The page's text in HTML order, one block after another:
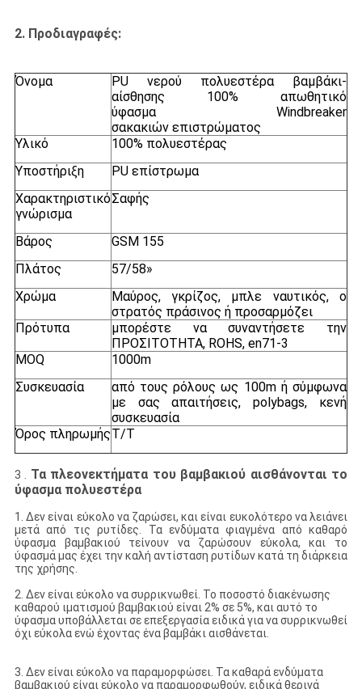
2.Προδιαγραφές:
Όνομα
PU νερού πολυεστέρα βαμβάκι-
αίσθησης 100% απωθητικό
ύφασμα Windbreaker
σακακιών επιστρώματος
Υλικό
100% πολυεστέρας
Υποστήριξη
PU επίστρωμα
Χαρακτηριστικό
γνώρισμα
Σαφής
Βάρος
GSM 155
Πλάτος
57/58»
Χρώμα
Μαύρος, γκρίζος, μπλε ναυτικός, ο
στρατός πράσινος ή προσαρμόζει
Πρότυπα
μπορέστε να συναντήσετε την
ΠΡΟΣΙΤΟΤΗΤΑ, ROHS, en71-3
MOQ
1000m
Συσκευασία
από τους ρόλους ως 100m ή σύμφωνα
με σας απαιτήσεις, polybags, κενή
συσκευασία
Όρος πληρωμήςT/T
3 . Τα πλεονεκτήματα του βαμβακιού αισθάνονται το
ύφασμα πολυεστέρα
1. Δεν είναι εύκολο να ζαρώσει, και είναι ευκολότερο να λειάνει
μετά από τις ρυτίδες. Τα ενδύματα φιαγμένα από καθαρό
ύφασμα βαμβακιού τείνουν να ζαρώσουν εύκολα, και το
ύφασμά μας έχει την καλή αντίσταση ρυτίδων κατά τη διάρκεια
της χρήσης.
2. Δεν είναι εύκολο να συρρικνωθεί. Το ποσοστό διακένωσης
καθαρού ιματισμού βαμβακιού είναι 2% σε 5%, και αυτό το
ύφασμα υποβάλλεται σε επεξεργασία ειδικά για να συρρικνωθεί
όχι εύκολα ενώ έχοντας ένα βαμβάκι αισθάνεται.
3. Δεν είναι εύκολο να παραμορφώσει. Τα καθαρά ενδύματα
βαμβακιού είναι εύκολο να παραμορφωθούν, ειδικά θερινά